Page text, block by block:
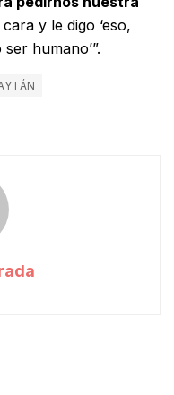
y le digo ‘eso,
humano’”.